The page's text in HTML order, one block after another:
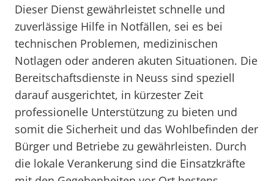
Dieser Dienst gewährleistet schnelle und
zuverlässige Hilfe in Notfällen, sei es bei
technischen Problemen, medizinischen
Notlagen oder anderen akuten Situationen. Die
Bereitschaftsdienste in Neuss sind speziell
darauf ausgerichtet, in kürzester Zeit
professionelle Unterstützung zu bieten und
somit die Sicherheit und das Wohlbefinden der
Bürger und Betriebe zu gewährleisten. Durch
die lokale Verankerung sind die Einsatzkräfte